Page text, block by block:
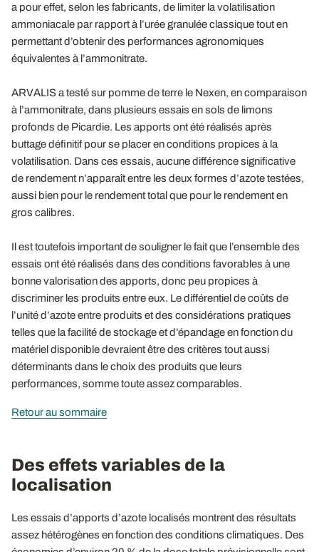
a pour effet, selon les fabricants, de limiter la volatilisation
ammoniacale par rapport à l’urée granulée classique tout en
permettant d’obtenir des performances agronomiques
équivalentes à l’ammonitrate.
ARVALIS a testé sur pomme de terre le Nexen, en comparaison
à l’ammonitrate, dans plusieurs essais en sols de limons
profonds de Picardie. Les apports ont été réalisés après
buttage définitif pour se placer en conditions propices à la
volatilisation. Dans ces essais, aucune différence significative
de rendement n’apparaît entre les deux formes d’azote testées,
aussi bien pour le rendement total que pour le rendement en
gros calibres.
Il est toutefois important de souligner le fait que l’ensemble des
essais ont été réalisés dans des conditions favorables à une
bonne valorisation des apports, donc peu propices à
discriminer les produits entre eux. Le différentiel de coûts de
l’unité d’azote entre produits et des considérations pratiques
telles que la facilité de stockage et d’épandage en fonction du
matériel disponible devraient être des critères tout aussi
déterminants dans le choix des produits que leurs
performances, somme toute assez comparables.
Retour au sommaire
Des effets variables de la
localisation
Les essais d’apports d’azote localisés montrent des résultats
assez hétérogènes en fonction des conditions climatiques. Des